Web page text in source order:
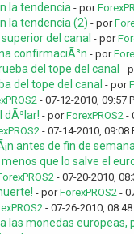
la tendencia - por
la tendencia (2) - por
del canal - por
confirmaciÃ³n - por
del tope del canal -
del tope del canal - por
- 07-12-2010, 09:57
dÃ³lar! - porForexPROS2-
- 07-14-2010, 09:08
antes de fin de
que lo salve el
- 07-20-2010,
- porForexPROS2-
- 07-26-2010, 08:48
las monedas europeas,